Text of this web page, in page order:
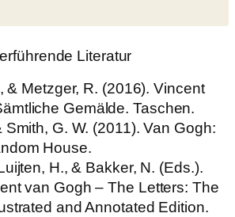
Literatur
& Metzger, R. (2016). Vincent
Gemälde. Taschen.
Smith, G. W. (2011). Van Gogh:
House.
H., & Bakker, N. (Eds.).
van Gogh – The Letters: The
and Annotated Edition.